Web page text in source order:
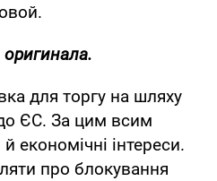
для торгу на шляху
ЄС. За цим всим
економічні інтереси.
про блокування